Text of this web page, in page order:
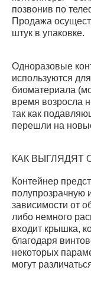
позвонив по
Продажа
штук в упаковке.
Одноразовые
используются
биоматериала
время возросла
так как
перешли на
КАК ВЫГЛЯДЯТ
Контейнер
полупрозрачную
зависимости от
либо немного
входит крышка,
благодаря
некоторых
могут